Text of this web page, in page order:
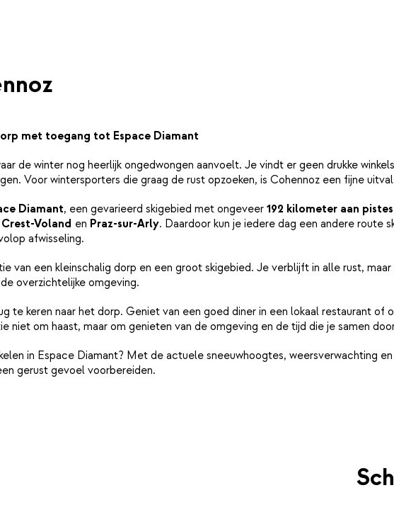
met toegang tot Espace Diamant
de winter nog heerlijk ongedwongen aanvoelt. Je vindt er geen drukke
Voor wintersporters die graag de rust opzoeken, is Cohennoz een fijne
Diamant, een gevarieerd skigebied met ongeveer 192 kilometer aan pistes
Crest-Voland en Praz-sur-Arly. Daardoor kun je iedere dag een andere route
afwisseling.
van een kleinschalig dorp en een groot skigebied. Je verblijft in alle rust,
overzichtelijke omgeving.
te keren naar het dorp. Geniet van een goed diner in een lokaal restaurant
niet om haast, maar om genieten van de omgeving en de tijd die je samen
in Espace Diamant? Met de actuele sneeuwhoogtes, weersverwachting
gerust gevoel voorbereiden.